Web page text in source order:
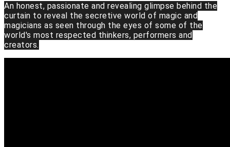
An honest, passionate and revealing glimpse behind the
curtain to reveal the secretive world of magic and
magicians as seen through the eyes of some of the
world's most respected thinkers, performers and
creators.